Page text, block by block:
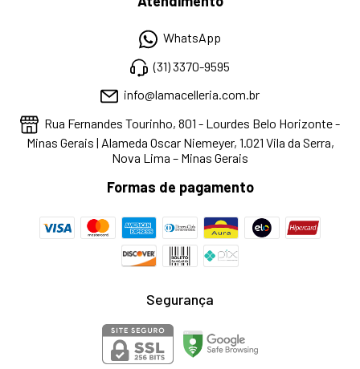
WhatsApp
(31) 3370-9595
info@lamacelleria.com.br
Rua Fernandes Tourinho, 801 - Lourdes Belo Horizonte -
Minas Gerais | Alameda Oscar Niemeyer, 1.021 Vila da Serra,
Nova Lima – Minas Gerais
Formas de pagamento
Segurança